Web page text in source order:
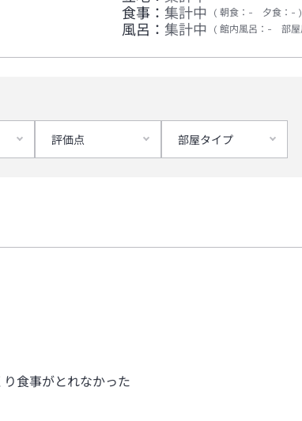
食事： 集計中 朝食 ： - 夕食 ： -
風呂： 集計中 館内風呂 ： - 部
評価点 部屋タイプ
食事がとれなかった